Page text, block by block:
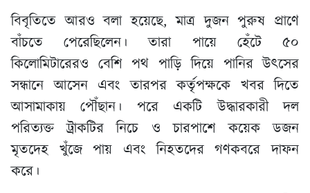
বিবৃতিতে আরও বলা হয়েছে, মাত্র দুজন পুরুষ প্রাণে
বাঁচতে পেরেছিলেন। তারা পায়ে হেঁটে ৫০
কিলোমিটারেরও বেশি পথ পাড়ি দিয়ে পানির উৎসের
সন্ধানে আসেন এবং তারপর কর্তৃপক্ষকে খবর দিতে
আসামাকায় পৌঁছান। পরে একটি উদ্ধারকারী দল
পরিত্যক্ত ট্রাকটির নিচে ও চারপাশে কয়েক ডজন
মৃতদেহ খুঁজে পায় এবং নিহতদের গণকবরে দাফন
করে।